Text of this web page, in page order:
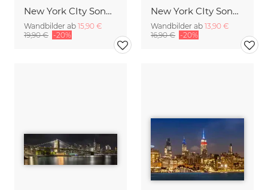
New York CIty Sonnenuntergang
Wandbilder ab 15,90 €
19,90 € -20%
New York CIty Sonnenuntergang
Wandbilder ab 13,90 €
16,90 € -20%